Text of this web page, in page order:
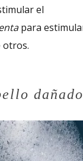
el
para
otros.